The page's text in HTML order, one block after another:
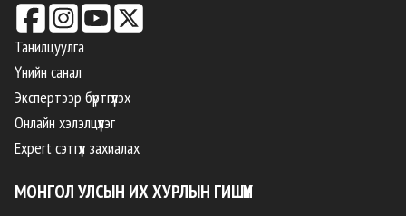
Танилцуулга
Үнийн санал
Экспертээр бүртгүүлэх
Онлайн хэлэлцүүлэг
Expert сэтгүүл захиалах
МОНГОЛ УЛСЫН ИХ ХУРЛЫН ГИШҮҮН